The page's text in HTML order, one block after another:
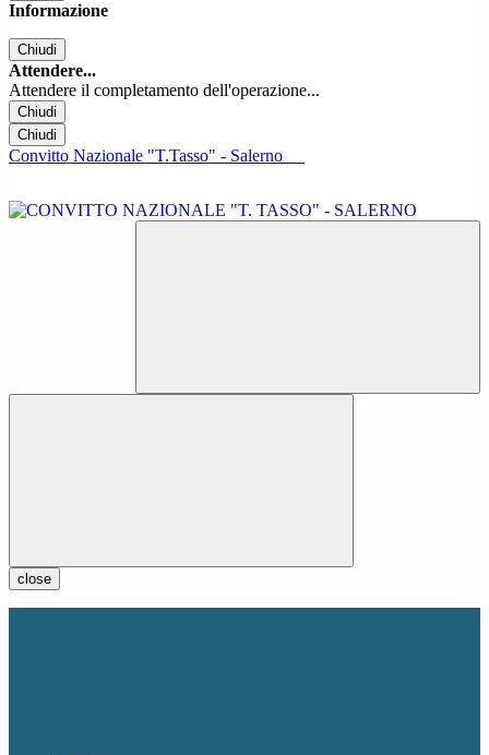
Informazione
Chiudi
Attendere...
Attendere il completamento dell'operazione...
Chiudi
Chiudi
Convitto Nazionale "T.Tasso" - Salerno
close